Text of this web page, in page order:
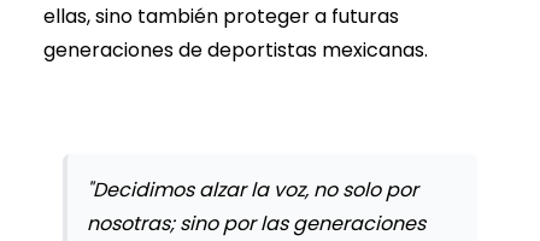
ellas, sino también proteger a futuras
generaciones de deportistas mexicanas.
"Decidimos alzar la voz, no solo por
nosotras; sino por las generaciones